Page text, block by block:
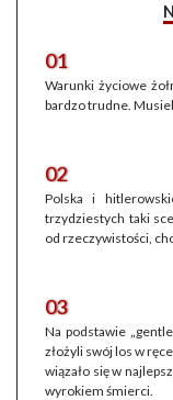
01
Warunki życiowe
bardzo trudne.
02
Polska i
trzydziestych taki
od rzeczywistości,
03
Na podstawie
złożyli swój los w
wiązało się w
wyrokiem śmierci.